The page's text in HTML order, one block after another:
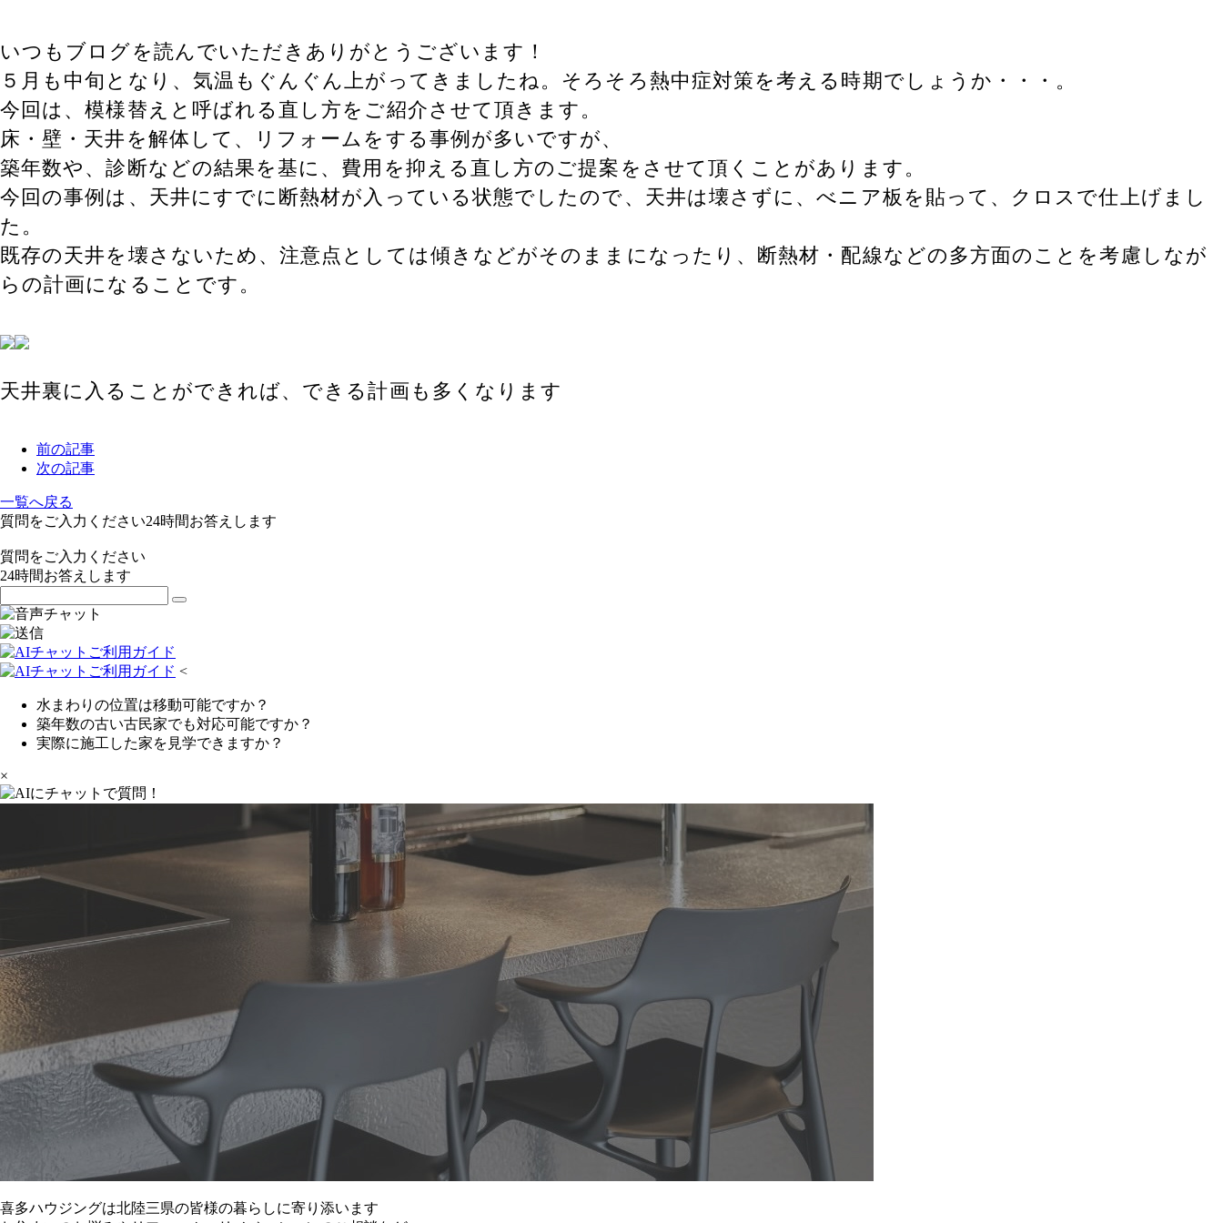
いつもブログを読んでいただきありがとうございます！
５月も中旬となり、気温もぐんぐん上がってきましたね。そろそろ熱中症対策を考える時期でしょうか・・・。
今回は、模様替えと呼ばれる直し方をご紹介させて頂きます。
床・壁・天井を解体して、リフォームをする事例が多いですが、
築年数や、診断などの結果を基に、費用を抑える直し方のご提案をさせて頂くことがあります。
今回の事例は、天井にすでに断熱材が入っている状態でしたので、天井は壊さずに、べニア板を貼って、クロスで仕上げまし
た。
既存の天井を壊さないため、注意点としては傾きなどがそのままになったり、断熱材・配線などの多方面のことを考慮しなが
らの計画になることです。
天井裏に入ることができれば、できる計画も多くなります
前の記事
次の記事
一覧へ戻る
質問をご入力ください24時間お答えします
質問をご入力ください
24時間お答えします
<
水まわりの位置は移動可能ですか？
築年数の古い古民家でも対応可能ですか？
実際に施工した家を見学できますか？
×
喜多ハウジングは北陸三県の皆様の暮らしに寄り添います